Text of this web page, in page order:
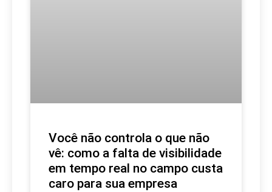
Você não controla o que não
vê: como a falta de visibilidade
em tempo real no campo custa
caro para sua empresa